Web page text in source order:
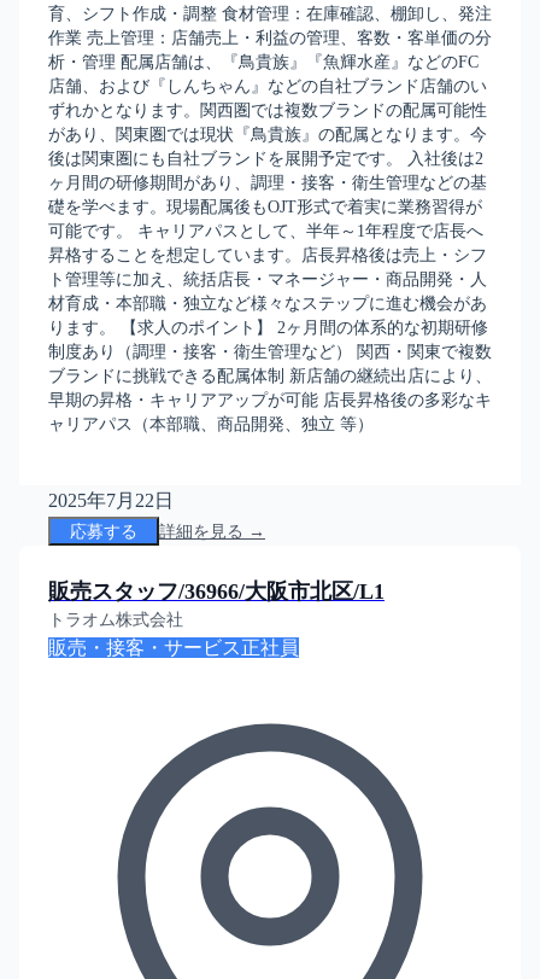
育、シフト作成・調整 食材管理：在庫確認、棚卸し、発注
作業 売上管理：店舗売上・利益の管理、客数・客単価の分
析・管理 配属店舗は、『鳥貴族』『魚輝水産』などのFC
店舗、および『しんちゃん』などの自社ブランド店舗のい
ずれかとなります。関西圏では複数ブランドの配属可能性
があり、関東圏では現状『鳥貴族』の配属となります。今
後は関東圏にも自社ブランドを展開予定です。 入社後は2
ヶ月間の研修期間があり、調理・接客・衛生管理などの基
礎を学べます。現場配属後もOJT形式で着実に業務習得が
可能です。 キャリアパスとして、半年～1年程度で店長へ
昇格することを想定しています。店長昇格後は売上・シフ
ト管理等に加え、統括店長・マネージャー・商品開発・人
材育成・本部職・独立など様々なステップに進む機会があ
ります。 【求人のポイント】 2ヶ月間の体系的な初期研修
制度あり（調理・接客・衛生管理など） 関西・関東で複数
ブランドに挑戦できる配属体制 新店舗の継続出店により、
早期の昇格・キャリアアップが可能 店長昇格後の多彩なキ
ャリアパス（本部職、商品開発、独立 等）
2025年7月22日
応募する 詳細を見る →
販売スタッフ/36966/大阪市北区/L1
トラオム株式会社
販売・接客・サービス 正社員